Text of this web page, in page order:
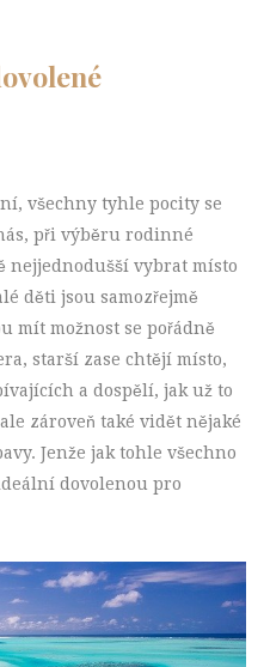
všechny tyhle pocity se
při výběru rodinné
nejjednodušší vybrat místo
děti jsou samozřejmě
mít možnost se pořádně
starší zase chtějí místo,
a dospělí, jak už to
zároveň také vidět nějaké
Jenže jak tohle všechno
dovolenou pro